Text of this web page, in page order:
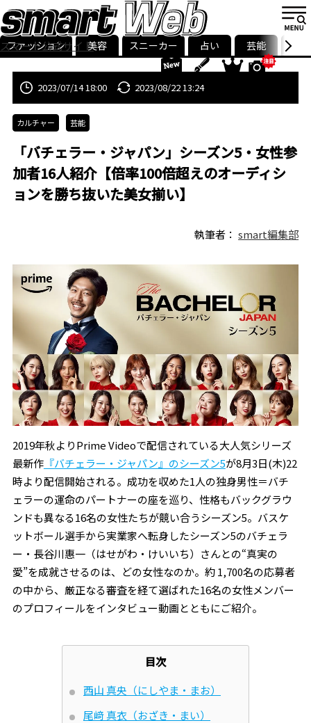
スマート公式サイト
smart最新号
記事一覧ランキング
ストリ
ファッション 美容 スニーカー 占い 芸能 グル
2023/07/14 18:00 2023/08/22 13:24
カルチャー 芸能
「バチェラー・ジャパン」シーズン5・女性参
加者16人紹介【倍率100倍超えのオーディシ
ョンを勝ち抜いた美女揃い】
執筆者：smart編集部
2019年秋よりPrime Videoで配信されている大人気シリーズ
最新作『バチェラー・ジャパン』のシーズン5が8月3日(木)22
時より配信開始される。成功を収めた1人の独身男性＝バチ
ェラーの運命のパートナーの座を巡り、性格もバックグラウ
ンドも異なる16名の女性たちが競い合うシーズン5。バスケ
ットボール選手から実業家へ転身したシーズン5のバチェラ
ー・長谷川惠一（はせがわ・けいいち）さんとの“真実の
愛”を成就させるのは、どの女性なのか。約 1,700名の応募者
の中から、厳正なる審査を経て選ばれた16名の女性メンバー
のプロフィールをインタビュー動画とともにご紹介。
目次
西山 真央（にしやま・まお）
尾﨑 真衣（おざき・まい）